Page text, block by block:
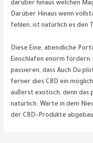
darüber hinaus welchen
Darüber Hinaus wenn
fehlen, ist natürlich es den
Diese Eine, abendliche
Einschlafen enorm
passieren, dass Auch Du
ferner dies CBD ein
äußerst exotisch, denn das
natürlich. Warte in dem
der CBD-Produkte